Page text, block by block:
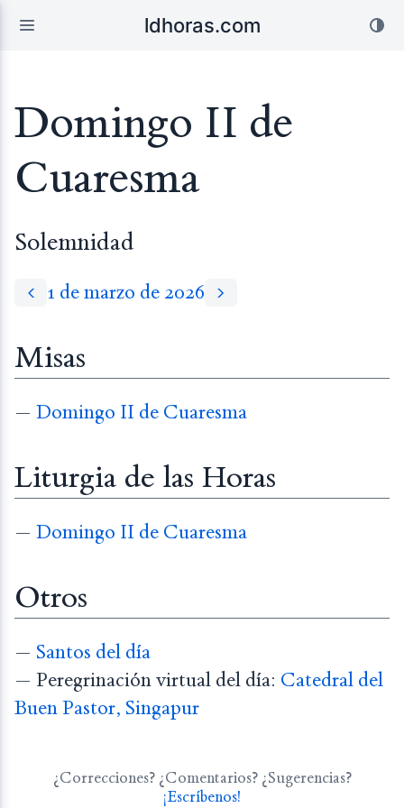
ldhoras.com
Domingo II de
Cuaresma
Solemnidad
1 de marzo de 2026
Misas
— Domingo II de Cuaresma
Liturgia de las Horas
— Domingo II de Cuaresma
Otros
— Santos del día
— Peregrinación virtual del día: Catedral del
Buen Pastor, Singapur
¿Correcciones? ¿Comentarios? ¿Sugerencias?
¡Escríbenos!